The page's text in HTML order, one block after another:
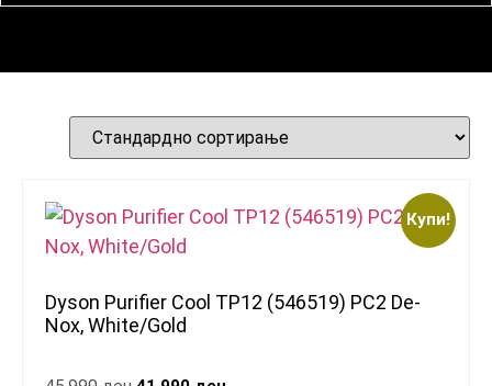
Купи!
Dyson Purifier Cool TP12 (546519) PC2 De-
Nox, White/Gold